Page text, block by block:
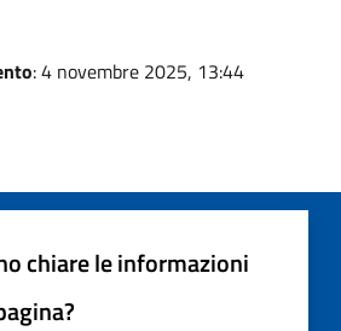
: 4 novembre 2025, 13:44
chiare le informazioni